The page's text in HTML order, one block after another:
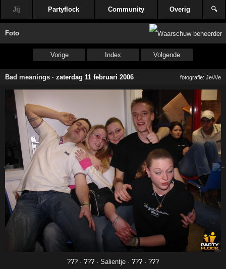
Jij Partyflock Community Overig 🔍
Foto
Vorige Index Volgende
Bad meanings ·zaterdag 11 februari 2006 fotografie: Je\/\/e
??? · ??? · Salientje · ??? · ???